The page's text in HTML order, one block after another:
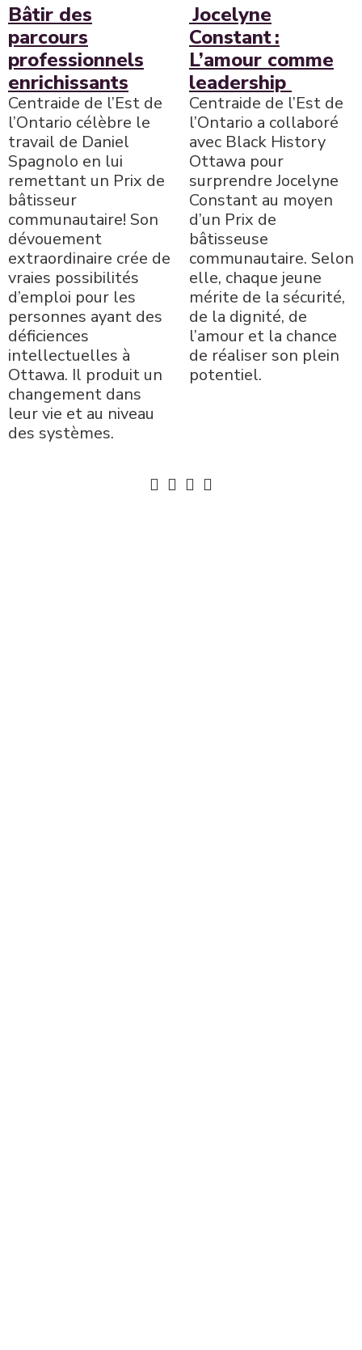
Bâtir des
parcours
professionnels
enrichissants
Centraide de l’Est de
l’Ontario célèbre le
travail de Daniel
Spagnolo en lui
remettant un Prix de
bâtisseur
communautaire! Son
dévouement
extraordinaire crée de
vraies possibilités
d’emploi pour les
personnes ayant des
déficiences
intellectuelles à
Ottawa. Il produit un
changement dans
leur vie et au niveau
des systèmes.
Jocelyne
Constant :
L’amour comme
leadership
Centraide de l’Est de
l’Ontario a collaboré
avec Black History
Ottawa pour
surprendre Jocelyne
Constant au moyen
d’un Prix de
bâtisseuse
communautaire. Selon
elle, chaque jeune
mérite de la sécurité,
de la dignité, de
l’amour et la chance
de réaliser son plein
potentiel.